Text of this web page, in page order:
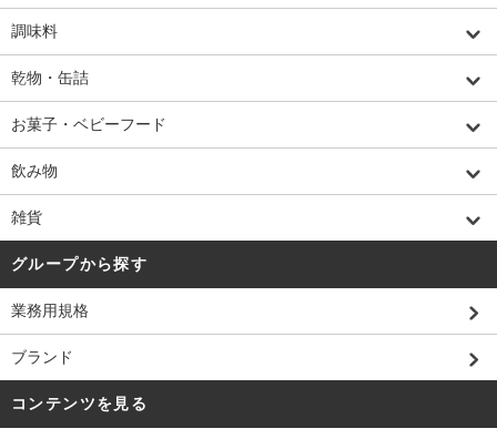
調味料
乾物・缶詰
お菓子・ベビーフード
飲み物
雑貨
グループから探す
業務用規格
ブランド
コンテンツを見る